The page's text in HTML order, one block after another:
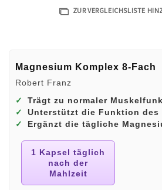
ZUR VERGLEICHSLISTE
Magnesium Komplex 8‑Fach
Robert Franz
✓
Trägt zu normaler
✓
Unterstützt die Funktion des
✓
Ergänzt die tägliche
1 Kapsel täglich
nach der
Mahlzeit